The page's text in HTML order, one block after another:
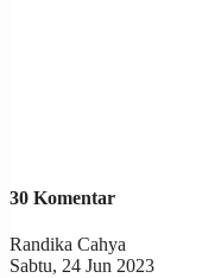
30 Komentar
Randika Cahya
Sabtu, 24 Jun 2023